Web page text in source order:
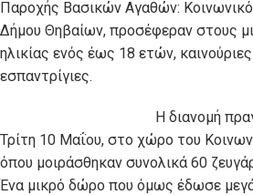
Παροχής Βασικών Αγαθών:
Δήμου Θηβαίων, προσέφεραν στους
ηλικίας ενός έως 18 ετών, καινούριες
εσπαντρίγιες.
Η διανομή
Τρίτη 10 Μαΐου, στο χώρο του
όπου μοιράσθηκαν συνολικά 60
Ένα μικρό δώρο που όμως έδωσε